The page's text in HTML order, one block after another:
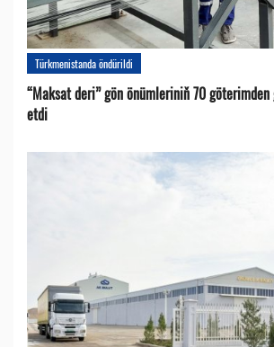
Türkmenistanda öndürildi
“Maksat deri” gön önümleriniň 70
etdi